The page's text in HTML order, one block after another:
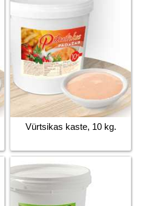
Vürtsikas kaste, 10 kg.